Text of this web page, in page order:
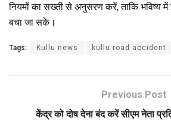
नियमों का सख्ती से अनुसरण करें, ताकि भविष्य
बचा जा सके।
Tags: Kullu news kullu road accident
Previous Post
केंद्र को दोष देना बंद करें सीएम नेता